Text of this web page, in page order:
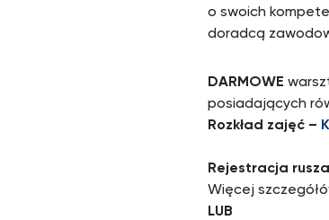
o swoich
doradcą
DARMOWE
posiadających
Rozkład zajęć –
Rejestracja
Więcej
LUB